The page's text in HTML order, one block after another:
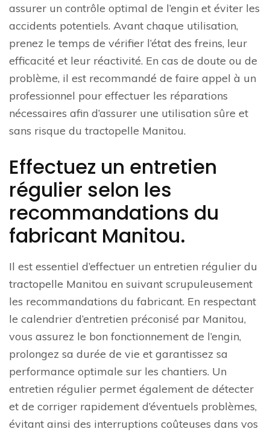
assurer un contrôle optimal de l’engin et éviter les
accidents potentiels. Avant chaque utilisation,
prenez le temps de vérifier l’état des freins, leur
efficacité et leur réactivité. En cas de doute ou de
problème, il est recommandé de faire appel à un
professionnel pour effectuer les réparations
nécessaires afin d’assurer une utilisation sûre et
sans risque du tractopelle Manitou.
Effectuez un entretien
régulier selon les
recommandations du
fabricant Manitou.
Il est essentiel d’effectuer un entretien régulier du
tractopelle Manitou en suivant scrupuleusement
les recommandations du fabricant. En respectant
le calendrier d’entretien préconisé par Manitou,
vous assurez le bon fonctionnement de l’engin,
prolongez sa durée de vie et garantissez sa
performance optimale sur les chantiers. Un
entretien régulier permet également de détecter
et de corriger rapidement d’éventuels problèmes,
évitant ainsi des interruptions coûteuses dans vos